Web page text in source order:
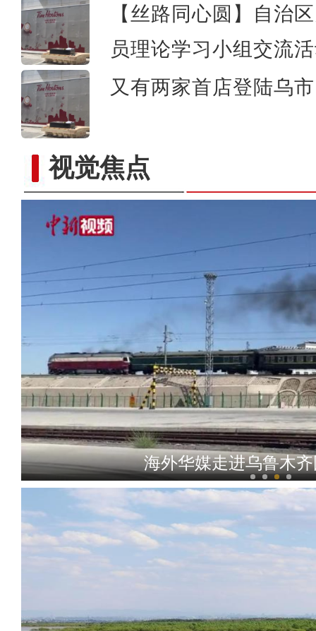
【丝路同心圆】自治
员理论学习小组交流
又有两家首店登陆乌
视觉焦点《游在新疆、吃住在兵团》
海外华媒走进乌鲁木